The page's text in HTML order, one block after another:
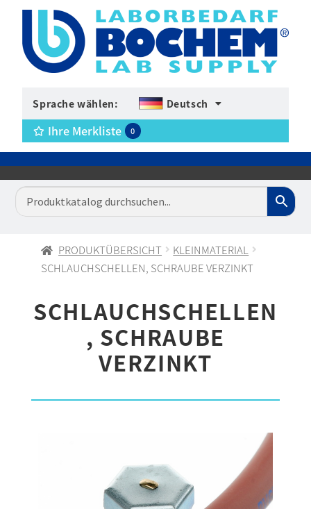
Sprache wählen: Deutsch
Ihre Merkliste 0
PRODUKTÜBERSICHT
KLEINMATERIAL
SCHLAUCHSCHELLEN, SCHRAUBE VERZINKT
SCHLAUCHSCHELLEN
, SCHRAUBE
VERZINKT